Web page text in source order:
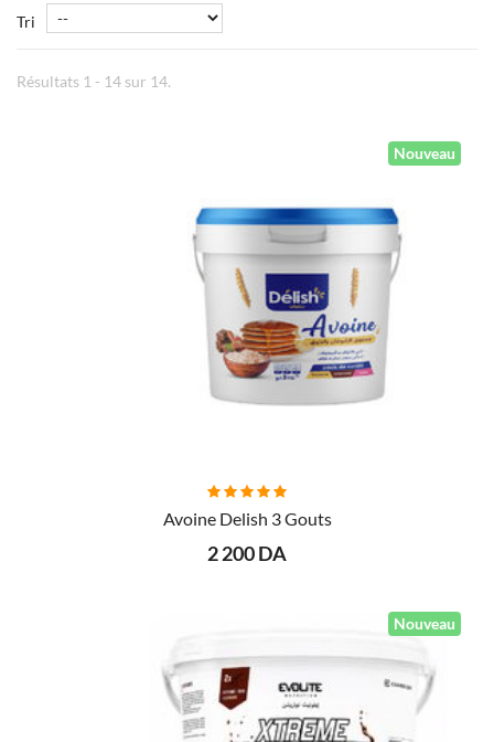
Tri
Résultats 1 - 14 sur 14.
Nouveau
AJOUTER AU PANIER
Avoine Delish 3 Gouts
2 200 DA
Nouveau